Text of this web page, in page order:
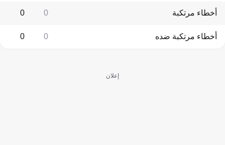
أخطاء مرتكبة 0
0
أخطاء مرتكبة ضده 0
0
إعلان